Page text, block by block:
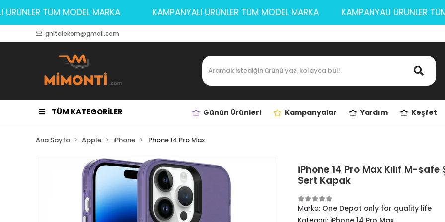
ÜRÜNLER TÜM MODEL MARKA KAMPANYALI ÜRÜNLER TÜM MODEL MARKA KAMPANYALI
gnltelekom@gmail.com
TÜM KATEGORİLER Günün Ürünleri Kampanyalar Yardım Keşfet
Ana Sayfa Apple iPhone iPhone 14 Pro Max
iPhone 14 Pro Max Kılıf M-
Sert Kapak
Marka: One Depot only for quality life
Kategori: iPhone 14 Pro Max